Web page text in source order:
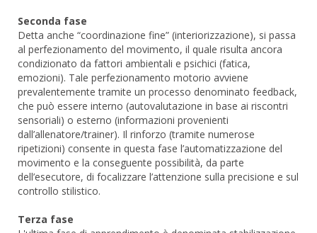
Seconda fase
Detta anche “coordinazione fine” (interiorizzazione), si passa
al perfezionamento del movimento, il quale risulta ancora
condizionato da fattori ambientali e psichici (fatica,
emozioni). Tale perfezionamento motorio avviene
prevalentemente tramite un processo denominato feedback,
che può essere interno (autovalutazione in base ai riscontri
sensoriali) o esterno (informazioni provenienti
dall’allenatore/trainer). Il rinforzo (tramite numerose
ripetizioni) consente in questa fase l’automatizzazione del
movimento e la conseguente possibilità, da parte
dell’esecutore, di focalizzare l’attenzione sulla precisione e sul
controllo stilistico.
Terza fase